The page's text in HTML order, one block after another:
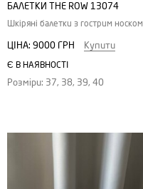
БАЛЕТКИ THE ROW 13074
Шкіряні балетки з гострим носком
ЦІНА: 9000 ГРН Купити
Є В НАЯВНОСТІ
Розміри: 37, 38, 39, 40